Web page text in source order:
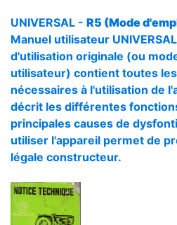
UNIVERSAL - R5 (Mode
Manuel utilisateur
d'utilisation originale (ou
utilisateur) contient toutes
nécessaires à l'utilisation de
décrit les différentes
principales causes de
utiliser l'appareil permet de
légale constructeur.